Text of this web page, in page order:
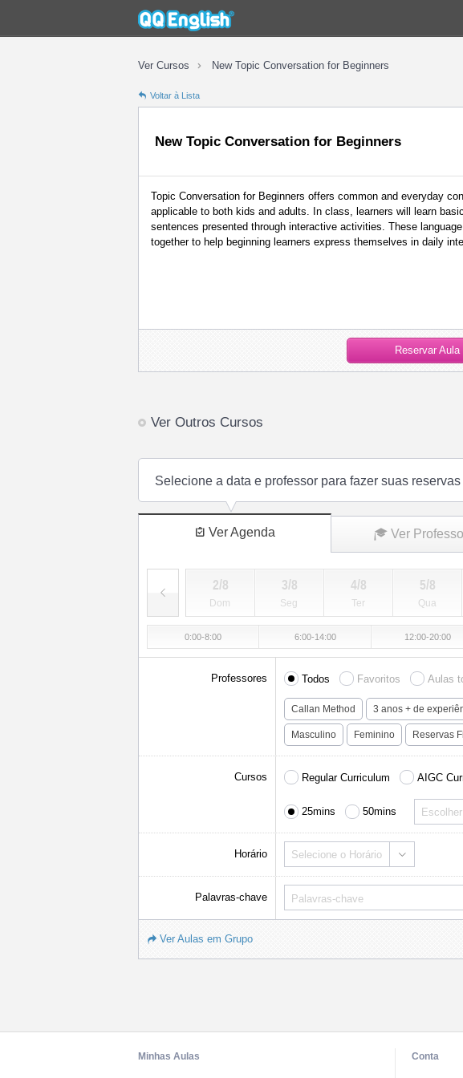
Ver Cursos New Topic Conversation for Beginners
Voltar à Lista
New Topic Conversation for Beginners
Topic Conversation for Beginners offers common and everyday
applicable to both kids and adults. In class, learners will learn
sentences presented through interactive activities. These
together to help beginning learners express themselves in daily
Reservar Aula
Ver Outros Cursos
Ver Agenda Ver
Selecione a data e professor para fazer suas reservas
2/8
Dom
3/8
Seg
4/8
Ter
5/8
Qua
0:00-8:00 6:00-14:00 12:00-20:00
Professores Todos Favoritos Aulas
Callan Method 3 anos + de
Masculino Feminino Reservas
Cursos Regular Curriculum AIGC
25mins 50mins
Horário Selecione o Horário
Palavras-chave
Ver Aulas em Grupo
Minhas Aulas Conta